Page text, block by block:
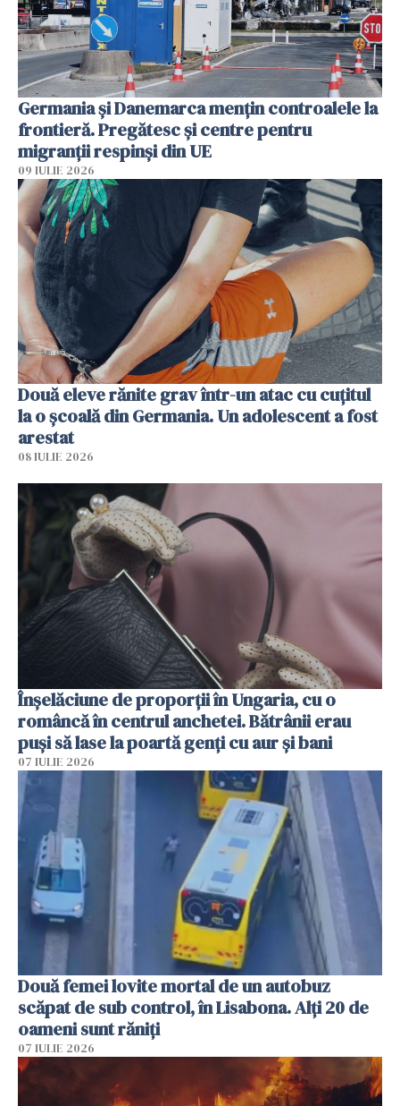
Germania și Danemarca mențin controalele la
frontieră. Pregătesc și centre pentru
migranții respinși din UE
09 IULIE 2026
Două eleve rănite grav într-un atac cu cuțitul
la o școală din Germania. Un adolescent a fost
arestat
08 IULIE 2026
Înșelăciune de proporții în Ungaria, cu o
româncă în centrul anchetei. Bătrânii erau
puși să lase la poartă genți cu aur și bani
07 IULIE 2026
Două femei lovite mortal de un autobuz
scăpat de sub control, în Lisabona. Alți 20 de
oameni sunt răniți
07 IULIE 2026